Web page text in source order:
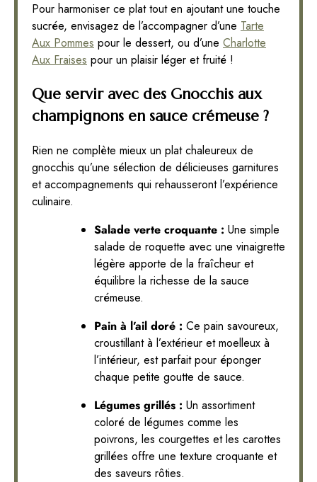
Pour harmoniser ce plat tout en ajoutant une touche
sucrée, envisagez de l’accompagner d’une Tarte
Aux Pommes pour le dessert, ou d’une Charlotte
Aux Fraises pour un plaisir léger et fruité !
Que servir avec des Gnocchis aux
champignons en sauce crémeuse ?
Rien ne complète mieux un plat chaleureux de
gnocchis qu’une sélection de délicieuses garnitures
et accompagnements qui rehausseront l’expérience
culinaire.
Salade verte croquante : Une simple
salade de roquette avec une vinaigrette
légère apporte de la fraîcheur et
équilibre la richesse de la sauce
crémeuse.
Pain à l’ail doré : Ce pain savoureux,
croustillant à l’extérieur et moelleux à
l’intérieur, est parfait pour éponger
chaque petite goutte de sauce.
Légumes grillés : Un assortiment
coloré de légumes comme les
poivrons, les courgettes et les carottes
grillées offre une texture croquante et
des saveurs rôties.